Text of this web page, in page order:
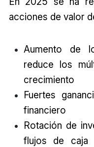
acciones de valor
Aumento de
reduce los
crecimiento
Fuertes
financiero
Rotación de
flujos de caja